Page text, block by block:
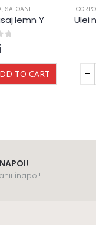
, SALOANE
lemn Y
TO CART
înapoi!